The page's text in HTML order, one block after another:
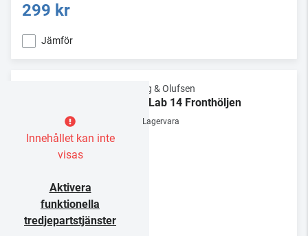
299 kr
Jämför
Innehållet kan inte
visas
Aktivera
funktionella
tredjepartstjänster
Bang & Olufsen
BeoLab 14 Fronthöljen
Lagervara